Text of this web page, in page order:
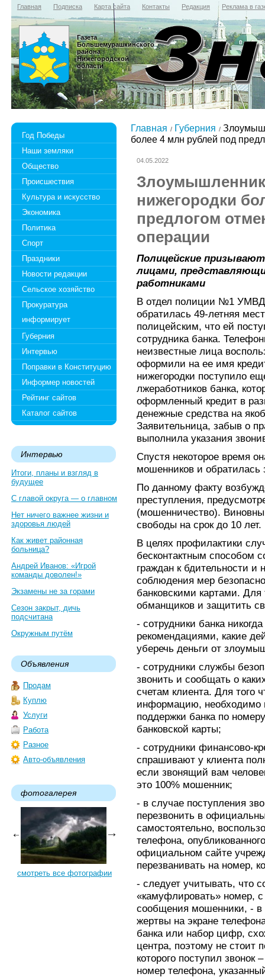
Главная Подписка Карта сайта Контакты Редакция Реклама в
Газета
Большемурашкинского
района
Нижегородской
области
Год Победы
Наши земляки
Общество
Происшествия
Культура и искусство
Экономика
Политика
Спорт
Праздники
Новости редакции
Сельское хозяйство
Прокуратура
информирует
Губерния
Интервью
Поправки в Конституцию
Информер новостей
Рейтинг сайтов
Каталог сайтов
Интервью
Итоги, планы и взгляд в
будущее
С главой округа — о главном
Нет ничего важнее жизни и
здоровья людей
Как живет районная
больница?
Андрей Иванов: «Игрой
команды доволен!»
Экзамены не за горами
Сезон закрыт, дичь
подсчитана
Окружным путём
Объявления
Продам
Куплю
Услуги
Работа
Разное
Авто-объявления
фотогалерея
смотреть все фотографии
Главная Губерния
более 4 млн рублей под
04.05.2022
нижегородки
предлогом
операции
Полицейские
лицами,
работниками
В отдел полиции №1
обратилась 49-летняя
полицейским, что ей
сотрудника банка.
неизвестные лица
оформили на ее имя
нижегородки поступило
лжеработников банка,
оформленный кредит в
денежные средства на
Заявительница, забыв о
выполнила указания
Спустя некоторое время
мошенников и
По данному факту
преступления,
(мошенничество).
свободы на срок до 10 лет.
В целях профилактики
бесконтактным способом
граждан к бдительности
соблюдения мер
банковскими картами. Для
обманщиков и защитить
- сотрудники банка
рекомендациями, какие
уберечь деньги от
- сотрудники службы
звонить и сообщать о
счетам клиента. Для того
информацию, необходимо
поддержки банка по
банковской карты;
- сотрудники финансово-
спрашивают у клиента
если звонящий вам
это 100% мошенник;
- в случае поступления
перезвонить в
самостоятельно,
телефона,
официальном сайте
перезванивать на номер,
- следует учитывать, что
«камуфлировать» номер,
сообщения мошенники, - в
жертвы на экране
банка или набор цифр,
центра, поэтому не стоит
которого поступил звонок
номер телефона,